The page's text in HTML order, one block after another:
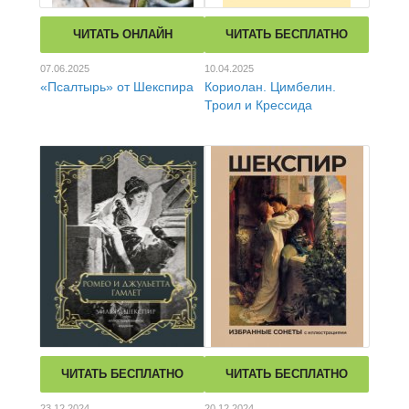
ЧИТАТЬ ОНЛАЙН
07.06.2025
«Псалтырь» от Шекспира
ЧИТАТЬ БЕСПЛАТНО
10.04.2025
Кориолан. Цимбелин.
Троил и Крессида
ЧИТАТЬ БЕСПЛАТНО ЧИТАТЬ БЕСПЛАТНО